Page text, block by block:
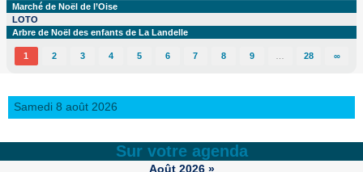
Marché de Noël de l’Oise
LOTO
Arbre de Noël des enfants de La Landelle
1 2 3 4 5 6 7 8 9 28 ∞
Samedi 8 août 2026
Sur votre agenda
Août 2026 »